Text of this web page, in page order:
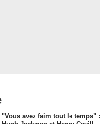
"Vous avez faim tout le temps" :